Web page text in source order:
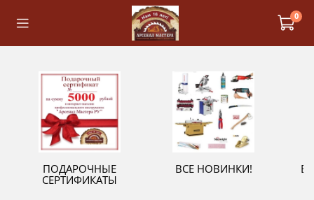
0
ПОДАРОЧНЫЕ
СЕРТИФИКАТЫ
ВСЕ НОВИНКИ!